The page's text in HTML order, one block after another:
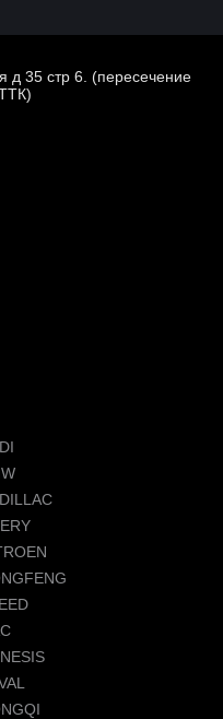
д 35 стр 6. (пересечение